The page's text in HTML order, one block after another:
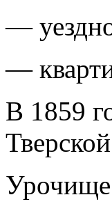
—
—
В 1859
Урочище